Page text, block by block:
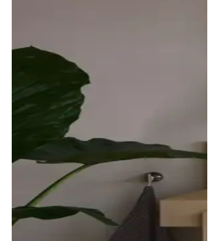
Los grifos adecuados para lavabo, bidé, ducha y
bañera completan la gama de la serie Balcoon. Su
manilla elíptica se integra en el cuerpo del grifo con
un suave arco y resulta muy agradable al tacto.
esquinas y es fácil de limpiar. El interior ergonómico,
disponible en Blanco o Blanco mate, invita a relajarse
Mostrar bañeras